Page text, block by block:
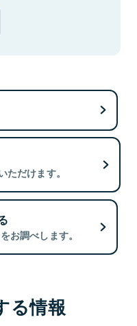
だけます。
お調べします。
る情報